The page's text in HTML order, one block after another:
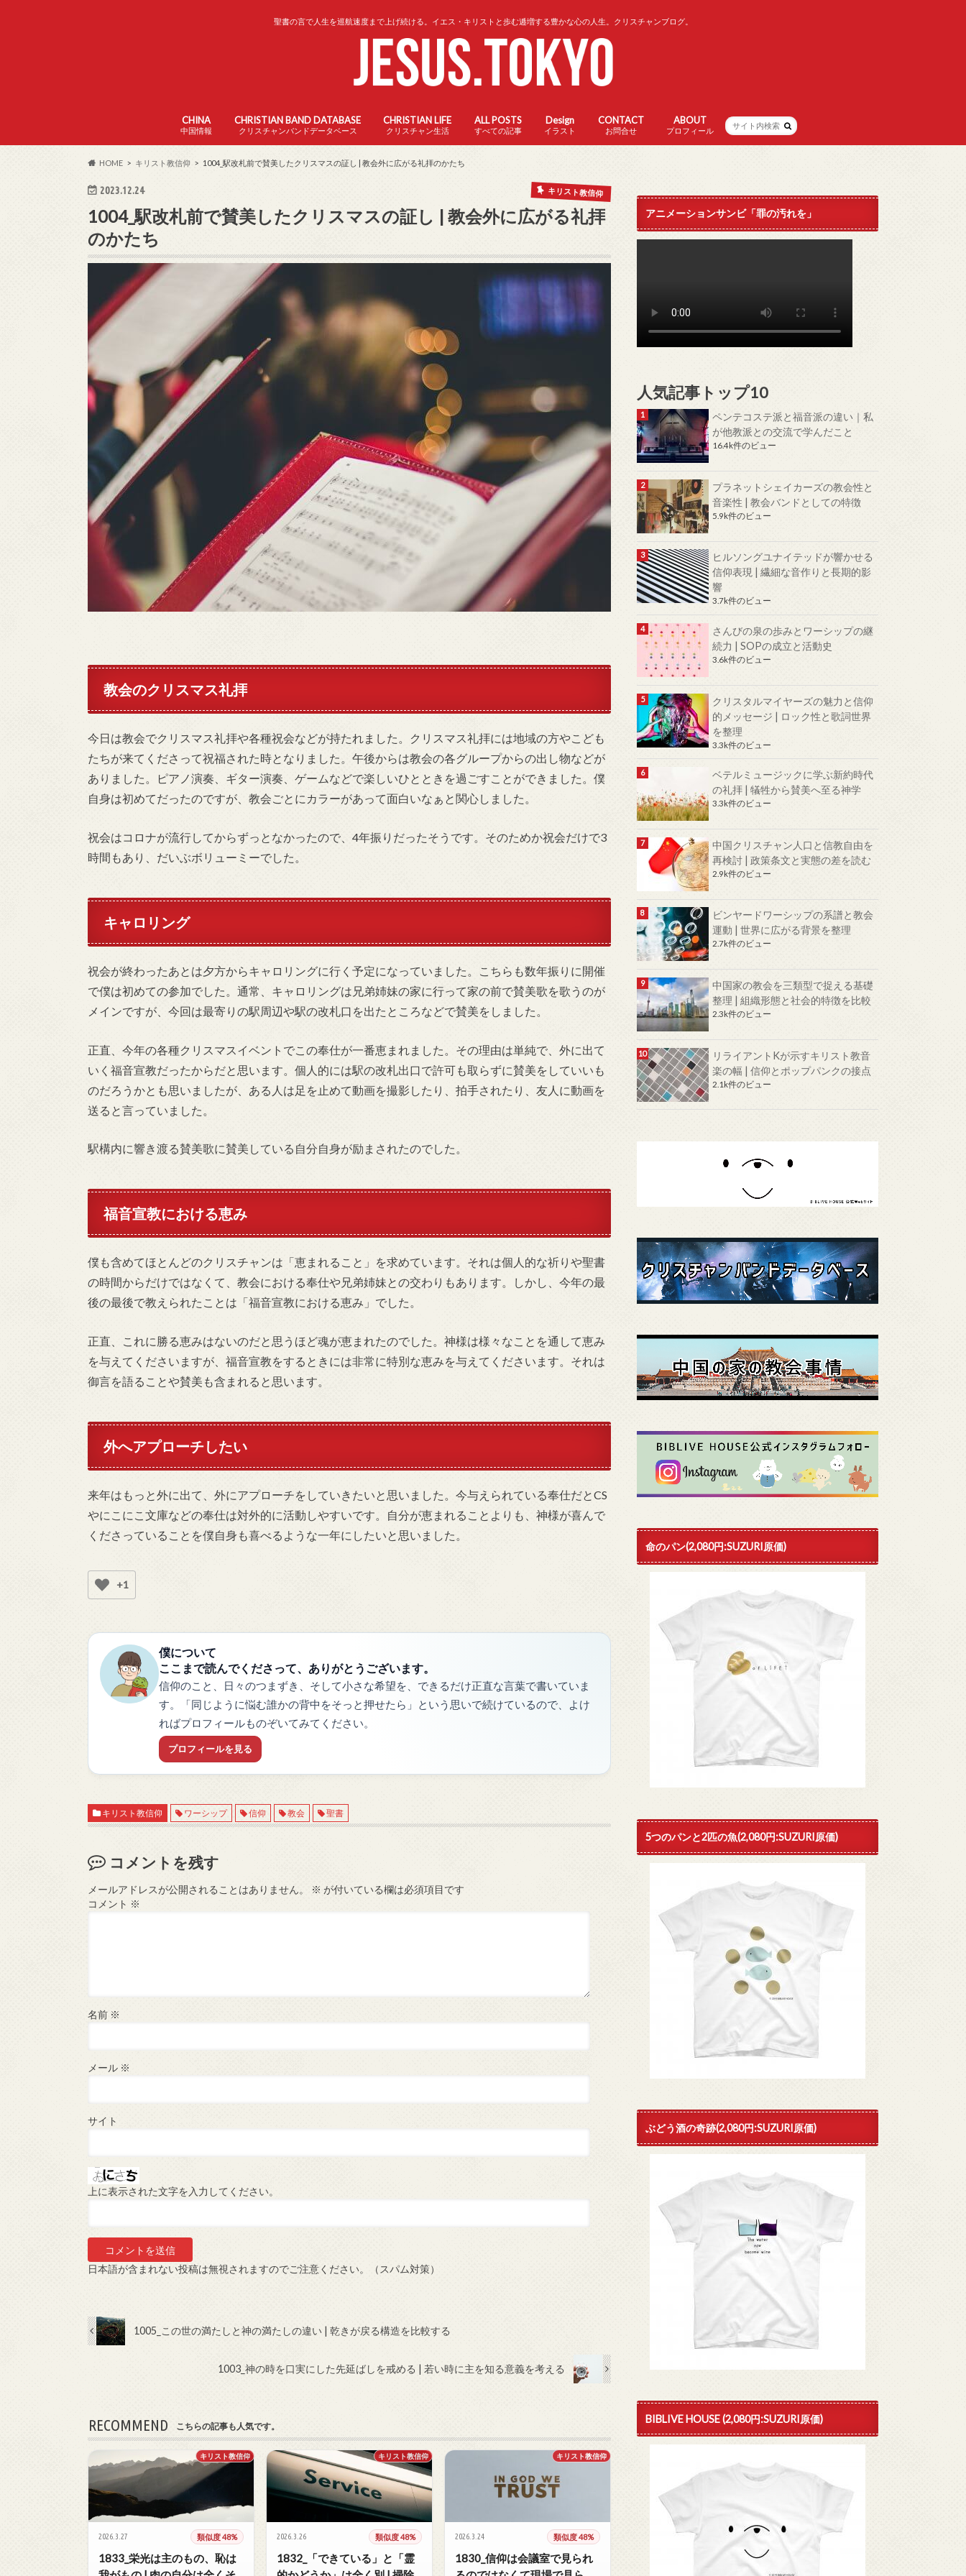
聖書の言で人生を巡航速度まで上げ続ける。イエス・キリストと歩む逓増する豊かな心の人生。クリスチャンブログ。
CHINA
中国情報
CHRISTIAN BAND DATABASE
クリスチャンバンドデータベース
CHRISTIAN LIFE
クリスチャン生活
ALL POSTS
すべての記事
Design
イラスト
CONTACT
お問合せ
ABOUT
プロフィール
HOME キリスト教信仰 1004_駅改札前で賛美したクリスマスの証し | 教会外に広がる礼拝のかたち
2023.12.24 キリスト教信仰
1004_駅改札前で賛美したクリスマスの証し | 教会外に広がる礼拝
のかたち
教会のクリスマス礼拝
今日は教会でクリスマス礼拝や各種祝会などが持たれました。クリスマス礼拝には地域の方やこども
たちが来てくださって祝福された時となりました。午後からは教会の各グループからの出し物などが
ありました。ピアノ演奏、ギター演奏、ゲームなどで楽しいひとときを過ごすことができました。僕
自身は初めてだったのですが、教会ごとにカラーがあって面白いなぁと関心しました。
祝会はコロナが流行してからずっとなかったので、4年振りだったそうです。そのためか祝会だけで3
時間もあり、だいぶボリューミーでした。
キャロリング
祝会が終わったあとは夕方からキャロリングに行く予定になっていました。こちらも数年振りに開催
で僕は初めての参加でした。通常、キャロリングは兄弟姉妹の家に行って家の前で賛美歌を歌うのが
メインですが、今回は最寄りの駅周辺や駅の改札口を出たところなどで賛美をしました。
正直、今年の各種クリスマスイベントでこの奉仕が一番恵まれました。その理由は単純で、外に出て
いく福音宣教だったからだと思います。個人的には駅の改札出口で許可も取らずに賛美をしていいも
のだろうかとも思いましたが、ある人は足を止めて動画を撮影したり、拍手されたり、友人に動画を
送ると言っていました。
駅構内に響き渡る賛美歌に賛美している自分自身が励まされたのでした。
福音宣教における恵み
僕も含めてほとんどのクリスチャンは「恵まれること」を求めています。それは個人的な祈りや聖書
の時間からだけではなくて、教会における奉仕や兄弟姉妹との交わりもあります。しかし、今年の最
後の最後で教えられたことは「福音宣教における恵み」でした。
正直、これに勝る恵みはないのだと思うほど魂が恵まれたのでした。神様は様々なことを通して恵み
を与えてくださいますが、福音宣教をするときには非常に特別な恵みを与えてくださいます。それは
御言を語ることや賛美も含まれると思います。
外へアプローチしたい
来年はもっと外に出て、外にアプローチをしていきたいと思いました。今与えられている奉仕だとCS
やにこにこ文庫などの奉仕は対外的に活動しやすいです。自分が恵まれることよりも、神様が喜んで
くださっていることを僕自身も喜べるような一年にしたいと思いました。
+1
僕について
ここまで読んでくださって、ありがとうございます。
信仰のこと、日々のつまずき、そして小さな希望を、できるだけ正直な言葉で書いていま
す。「同じように悩む誰かの背中をそっと押せたら」という思いで続けているので、よけ
ればプロフィールものぞいてみてください。
プロフィールを見る
キリスト教信仰 ワーシップ 信仰 教会 聖書
コメントを残す
メールアドレスが公開されることはありません。 ※ が付いている欄は必須項目です
コメント ※
名前 ※
メール ※
サイト
上に表示された文字を入力してください。
日本語が含まれない投稿は無視されますのでご注意ください。（スパム対策）
1005_この世の満たしと神の満たしの違い | 乾きが戻る構造を比較する
1003_神の時を口実にした先延ばしを戒める | 若い時に主を知る意義を考える
RECOMMEND こちらの記事も人気です。
キリスト教信仰
2026.3.27 類似度 48%
1833_栄光は主のもの、恥は
キリスト教信仰
2026.3.26 類似度 48%
1832_「できている」と「霊
キリスト教信仰
2026.3.24 類似度 48%
1830_信仰は会議室で見られ
アニメーションサンビ「罪の汚れを」
人気記事トップ10
ペンテコステ派と福音派の違い｜私
が他教派との交流で学んだこと
16.4k件のビュー
プラネットシェイカーズの教会性と
音楽性 | 教会バンドとしての特徴
5.9k件のビュー
ヒルソングユナイテッドが響かせる
信仰表現 | 繊細な音作りと長期的影
響
3.7k件のビュー
さんびの泉の歩みとワーシップの継
続力 | SOPの成立と活動史
3.6k件のビュー
クリスタルマイヤーズの魅力と信仰
的メッセージ | ロック性と歌詞世界
を整理
3.3k件のビュー
ベテルミュージックに学ぶ新約時代
の礼拝 | 犠牲から賛美へ至る神学
3.3k件のビュー
中国クリスチャン人口と信教自由を
再検討 | 政策条文と実態の差を読む
2.9k件のビュー
ビンヤードワーシップの系譜と教会
運動 | 世界に広がる背景を整理
2.7k件のビュー
中国家の教会を三類型で捉える基礎
整理 | 組織形態と社会的特徴を比較
2.3k件のビュー
リライアントKが示すキリスト教音
楽の幅 | 信仰とポップパンクの接点
2.1k件のビュー
命のパン(2,080円:SUZURI原価)
5つのパンと2匹の魚(2,080円:SUZURI原価)
ぶどう酒の奇跡(2,080円:SUZURI原価)
BIBLIVE HOUSE (2,080円:SUZURI原価)